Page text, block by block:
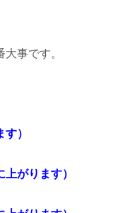
事です。
）
がります）